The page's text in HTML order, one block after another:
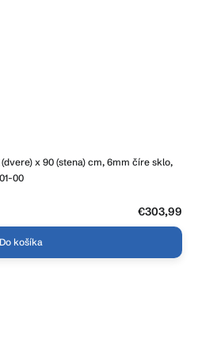
x 90 (stena) cm, 6mm číre sklo,
00
€303,99
Do košíka